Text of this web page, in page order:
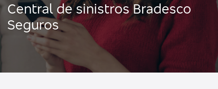
Central de sinistros Bradesco
Seguros